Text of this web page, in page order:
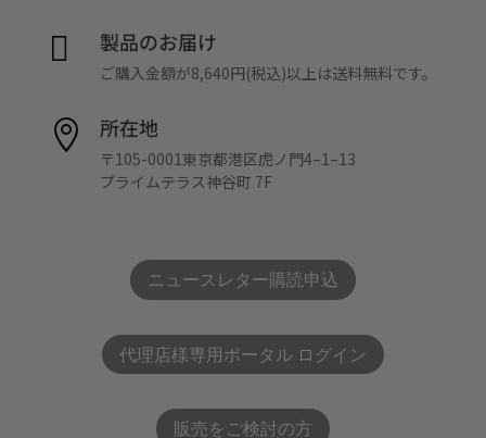
 製品のお届け
ご購入金額が8,640円(税込)以上は送料無料です。
 所在地
〒105-0001東京都港区虎ノ門4–1–13
プライムテラス神谷町 7F
ニュースレター購読申込
代理店様専用ポータル ログイン
販売をご検討の方